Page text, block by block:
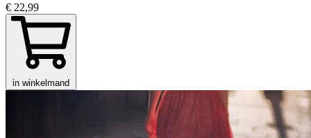
€ 22,99
in winkelmand